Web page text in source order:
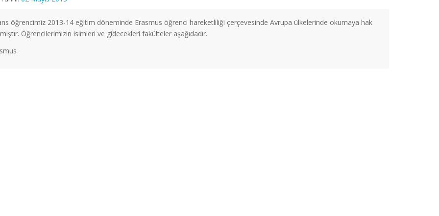
öğrencimiz 2013-14 eğitim döneminde Erasmus öğrenci hareketliliği çerçevesinde Avrupa ülkelerinde okumaya hak
Öğrencilerimizin isimleri ve gidecekleri fakülteler aşağıdadır.